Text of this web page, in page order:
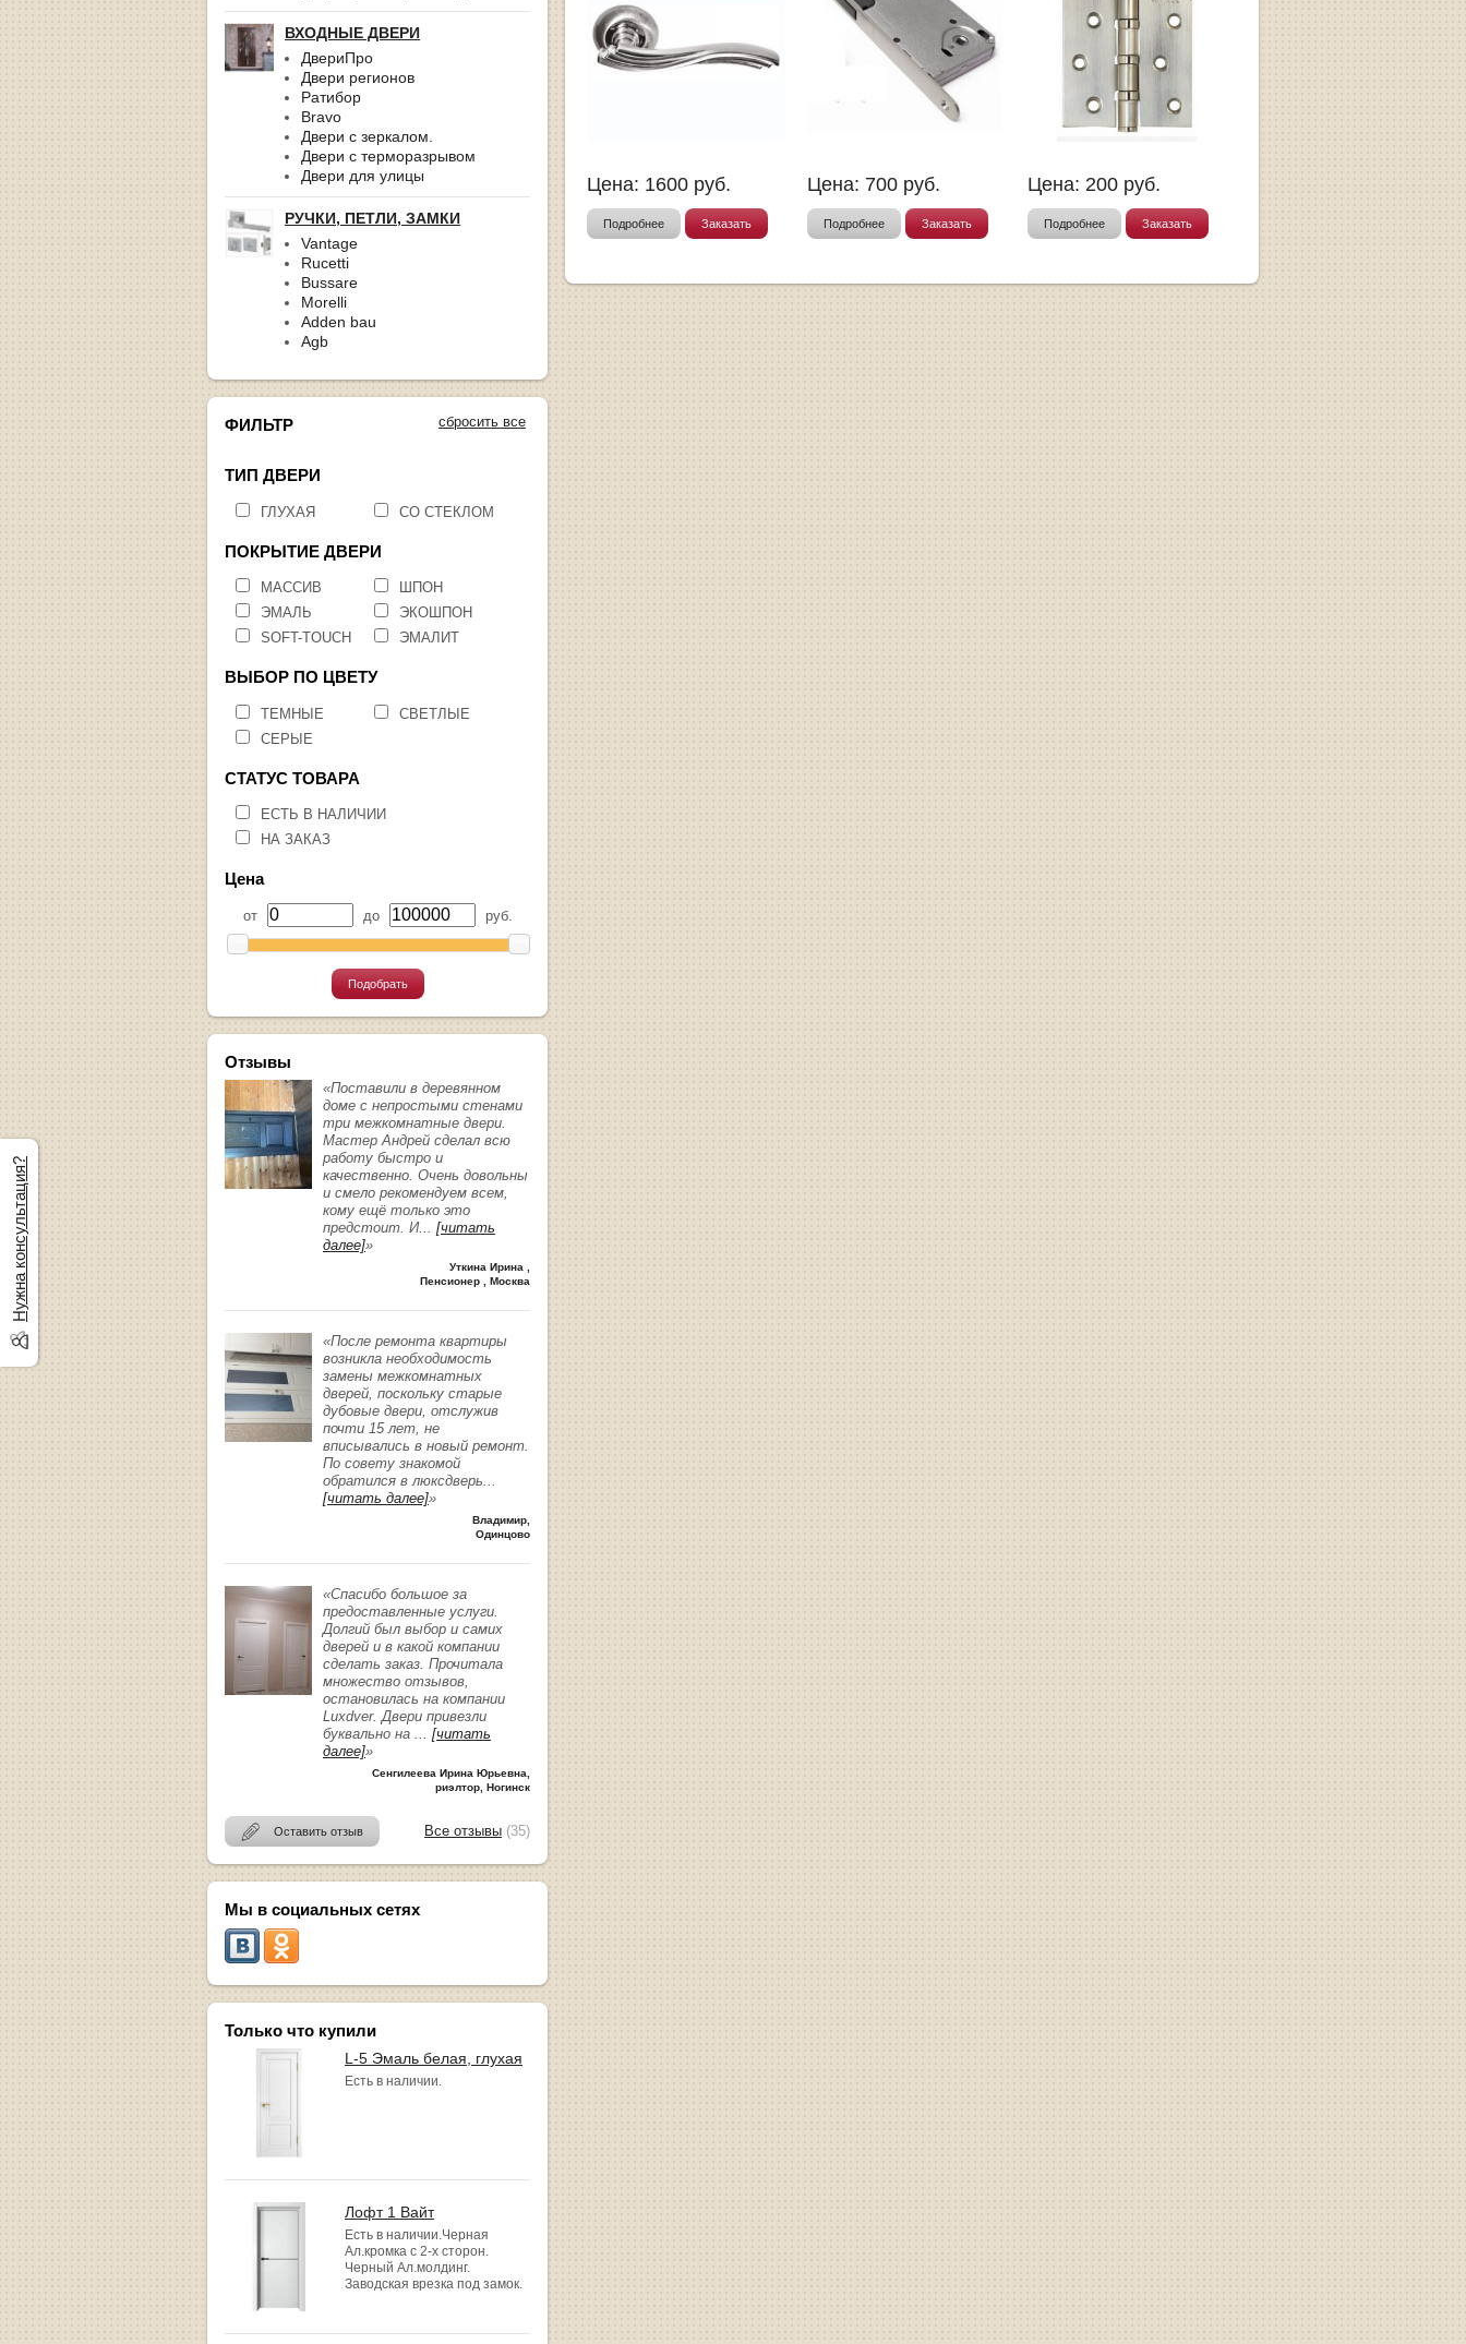
ВХОДНЫЕ ДВЕРИ
ДвериПро
Двери регионов
Ратибор
Bravo
Двери с зеркалом.
Двери с терморазрывом
Двери для улицы
РУЧКИ, ПЕТЛИ, ЗАМКИ
Vantage
Rucetti
Bussare
Morelli
Adden bau
Agb
сбросить все
ФИЛЬТР
ТИП ДВЕРИ
ГЛУХАЯ СО СТЕКЛОМ
ПОКРЫТИЕ ДВЕРИ
МАССИВ
ШПОН
ЭМАЛЬ
ЭКОШПОН
SOFT-TOUCH
ЭМАЛИТ
ВЫБОР ПО ЦВЕТУ
ТЕМНЫЕ
СВЕТЛЫЕ
СЕРЫЕ
СТАТУС ТОВАРА
ЕСТЬ В НАЛИЧИИ
НА ЗАКАЗ
Цена
от до руб.
Подобрать
Отзывы
«Поставили в деревянном
доме с непростыми стенами
три межкомнатные двери.
Мастер Андрей сделал всю
работу быстро и
качественно. Очень довольны
и смело рекомендуем всем,
кому ещё только это
предстоит. И... [читать
далее]»
Уткина Ирина ,
Пенсионер , Москва
«После ремонта квартиры
возникла необходимость
замены межкомнатных
дверей, поскольку старые
дубовые двери, отслужив
почти 15 лет, не
вписывались в новый ремонт.
По совету знакомой
обратился в люксдверь...
[читать далее]»
Владимир,
Одинцово
«Спасибо большое за
предоставленные услуги.
Долгий был выбор и самих
дверей и в какой компании
сделать заказ. Прочитала
множество отзывов,
остановилась на компании
Luxdver. Двери привезли
буквально на ... [читать
далее]»
Сенгилеева Ирина Юрьевна,
риэлтор, Ногинск
Оставить отзыв Все отзывы (35)
Мы в социальных сетях
Только что купили
L-5 Эмаль белая, глухая
Есть в наличии.
Лофт 1 Вайт
Есть в наличии.Черная
Ал.кромка с 2-х сторон.
Черный Ал.молдинг.
Заводская врезка под замок.
Цена: 1600 руб.
Подробнее Заказать
Цена: 700 руб.
Подробнее Заказать
Цена: 200 руб.
Подробнее Заказать
Нужна консультация?